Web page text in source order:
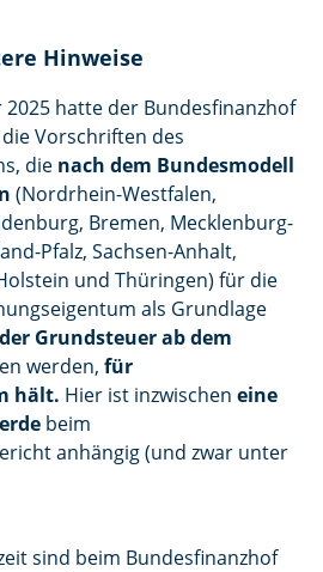
Hinweise
hatte der Bundesfinanzhof
Vorschriften des
die nach dem Bundesmodell
(Nordrhein-Westfalen,
Bremen, Mecklenburg-
Pfalz, Sachsen-Anhalt,
und Thüringen) für die
als Grundlage
Grundsteuer ab dem
werden, für
hält. Hier ist inzwischen eine
beim
anhängig (und zwar unter
sind beim Bundesfinanzhof